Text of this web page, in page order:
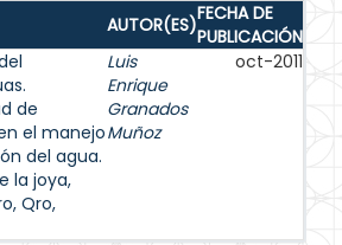
AUTOR(ES)FECHA DE
PUBLICACIÓN
de
el manejo
del agua.
la joya,
Qro,
Luis
Enrique
Granados
Muñoz
oct-2011